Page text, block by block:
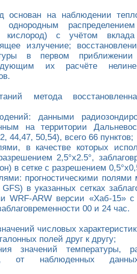
основан на наблюдении
кислород) с учётом
излучение;
в первом приближении
их расчёте
метода
данными
на территории
44,47, 50,54), всего 66 пунктов;
в качестве которых
2,5°х2.5°,
в сетке с разрешением
прогностическими полями
в указанных сетках
WRF-ARW версии «Хаб-15» с
00 и 24 час.
числовых
полей друг к другу;
значений температуры,
от наблюденных